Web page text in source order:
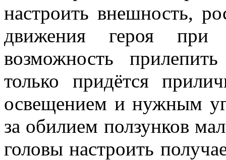
настроить внешность,
движения героя при
возможность
только придётся
освещением и нужным
за обилием ползунков
головы настроить